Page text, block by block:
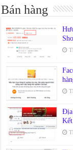
Bán hàng
Địa